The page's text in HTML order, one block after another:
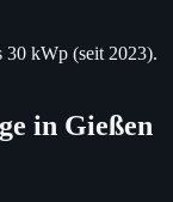
kWp (seit 2023).
in Gießen